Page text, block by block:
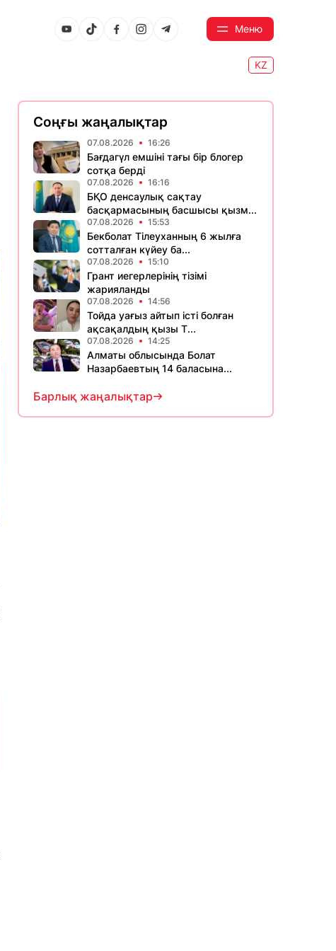
Меню
KZ
Соңғы жаңалықтар
07.08.2026 16:26
Бағдагүл емшіні тағы бір блогер
сотқа берді
07.08.2026 16:16
БҚО денсаулық сақтау
басқармасының басшысы қызм...
07.08.2026 15:53
Бекболат Тілеуханның 6 жылға
сотталған күйеу ба...
07.08.2026 15:10
Грант иегерлерінің тізімі
жарияланды
07.08.2026 14:56
Тойда уағыз айтып істі болған
ақсақалдың қызы Т...
07.08.2026 14:25
Алматы облысында Болат
Назарбаевтың 14 баласына...
Барлық жаңалықтар